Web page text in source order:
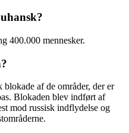
400.000 mennesker.
af de områder, der er
Blokaden blev indført af
mod russisk indflydelse og